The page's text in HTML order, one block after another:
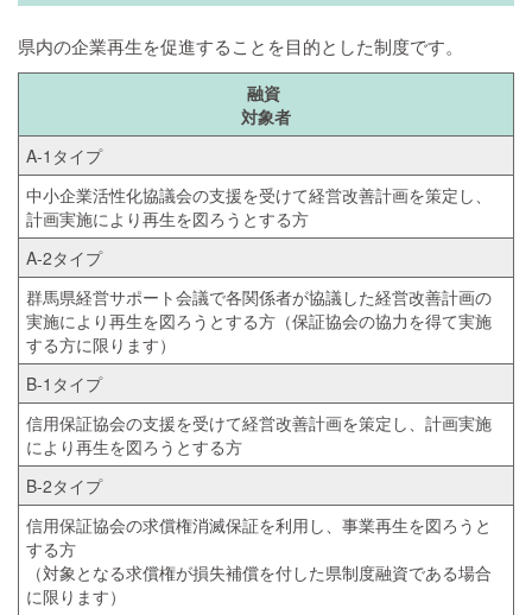
県内の企業再生を促進することを目的とした制度です。
融資
対象者
A-1タイプ
中小企業活性化協議会の支援を受けて経営改善計画を策定し、
計画実施により再生を図ろうとする方
A-2タイプ
群馬県経営サポート会議で各関係者が協議した経営改善計画の
実施により再生を図ろうとする方（保証協会の協力を得て実施
する方に限ります）
B-1タイプ
信用保証協会の支援を受けて経営改善計画を策定し、計画実施
により再生を図ろうとする方
B-2タイプ
信用保証協会の求償権消滅保証を利用し、事業再生を図ろうと
する方
（対象となる求償権が損失補償を付した県制度融資である場合
に限ります）